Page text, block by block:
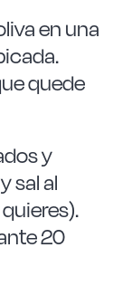
en una
quede
y
sal al
20